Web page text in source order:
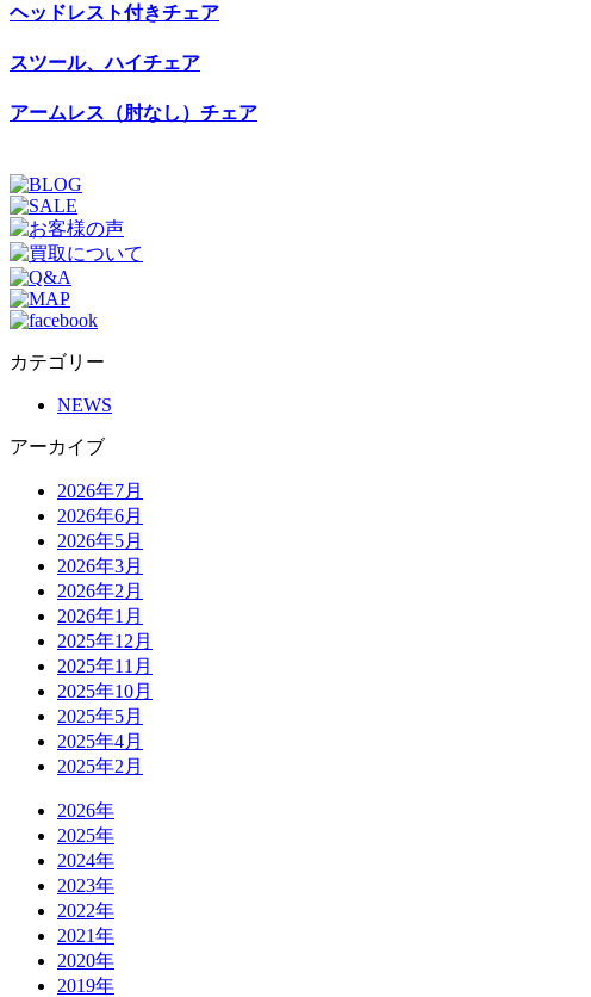
ヘッドレスト付きチェア
スツール、ハイチェア
アームレス（肘なし）チェア
カテゴリー
NEWS
アーカイブ
2026年7月
2026年6月
2026年5月
2026年3月
2026年2月
2026年1月
2025年12月
2025年11月
2025年10月
2025年5月
2025年4月
2025年2月
2026年
2025年
2024年
2023年
2022年
2021年
2020年
2019年